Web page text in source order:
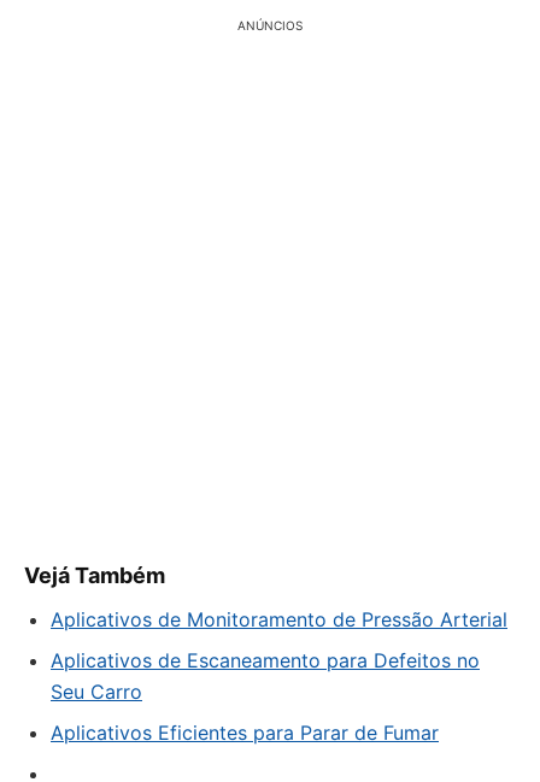
ANÚNCIOS
Vejá Também
Aplicativos de Monitoramento de Pressão Arterial
Aplicativos de Escaneamento para Defeitos no
Seu Carro
Aplicativos Eficientes para Parar de Fumar